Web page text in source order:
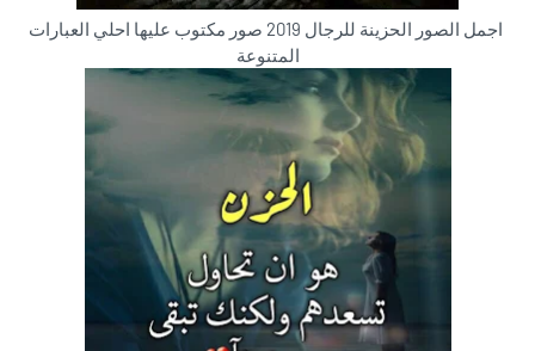
اجمل الصور الحزينة للرجال 2019 صور مكتوب عليها احلي العبارات
المتنوعة